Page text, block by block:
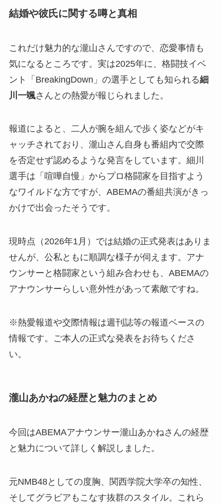
結婚や彼氏に関する噂と真相
これだけ魅力的な瀧山さんですので、恋愛事情も
気になるところです。実は2025年に、格闘技イベ
ント「BreakingDown」の選手としても知られる細
川一颯さんとの熱愛が報じられました。
報道によると、二人が腕を組んで歩く姿などがキ
ャッチされており、瀧山さん自身も番組内で交際
を否定せず認めるような発言をしています。細川
選手は「喧嘩自慢」からプロ格闘家を目指すよう
なワイルドな方ですが、ABEMAの番組共演がきっ
かけで出会ったそうです。
現時点（2026年1月）では結婚の正式発表はありま
せんが、公私ともに順調な様子が伺えます。アナ
ウンサーと格闘家という組み合わせも、ABEMAの
アナウンサーらしい意外性があって素敵ですね。
※熱愛報道や交際情報は週刊誌等の報道ベースの
情報です。ご本人の正式な発表をお待ちくださ
い。
瀧山あかねの経歴と魅力のまとめ
今回はABEMAアナウンサー瀧山あかねさんの経歴
と魅力について詳しく解説しました。
元NMB48としての度胸、関西学院大学卒の知性、
そしてグラビアもこなす抜群のスタイル。これら